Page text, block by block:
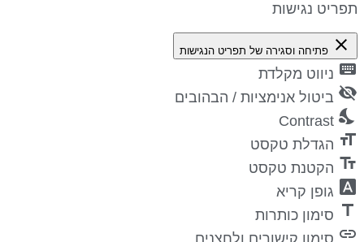
נגישות
close פתיחה וסגירה של תפריט הנגישות
ניווט מקלדת
ביטול אנימציות / הבהובים
Contrast
הגדלת טקסט
הקטנת טקסט
גופן קריא
סימון כותרות